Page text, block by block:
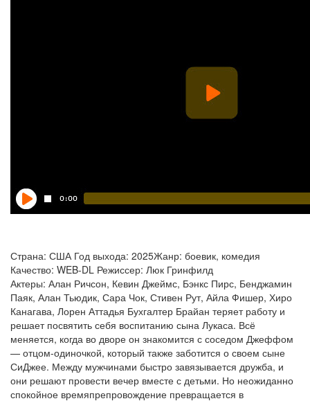
Страна: США Год выхода: 2025Жанр: боевик, комедия
Качество: WEB-DL Режиссер: Люк Гринфилд
Актеры: Алан Ричсон, Кевин Джеймс, Бэнкс Пирс, Бенджамин
Паяк, Алан Тьюдик, Сара Чок, Стивен Рут, Айла Фишер, Хиро
Канагава, Лорен Аттадья Бухгалтер Брайан теряет работу и
решает посвятить себя воспитанию сына Лукаса. Всё
меняется, когда во дворе он знакомится с соседом Джеффом
— отцом-одиночкой, который также заботится о своем сыне
СиДжее. Между мужчинами быстро завязывается дружба, и
они решают провести вечер вместе с детьми. Но неожиданно
спокойное времяпрепровождение превращается в